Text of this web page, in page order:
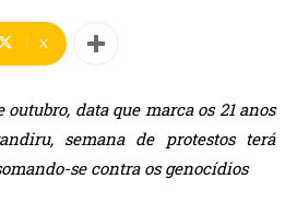
X
data que marca os 21 anos
semana de protestos terá
se contra os genocídios